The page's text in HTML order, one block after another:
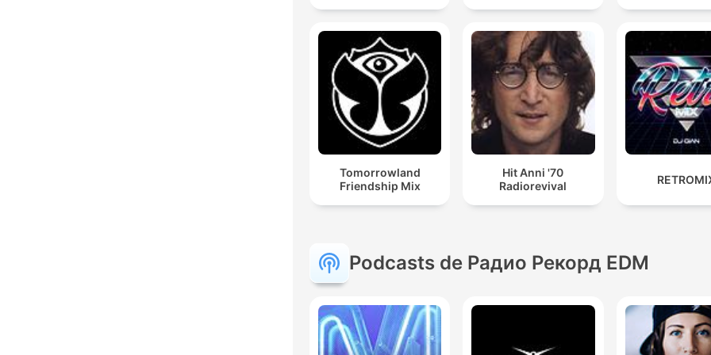
Tomorrowland
Friendship Mix
Hit Anni '70
Radiorevival
Podcasts de Радио Рекорд EDM